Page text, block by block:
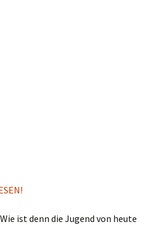
ist denn die Jugend von heute